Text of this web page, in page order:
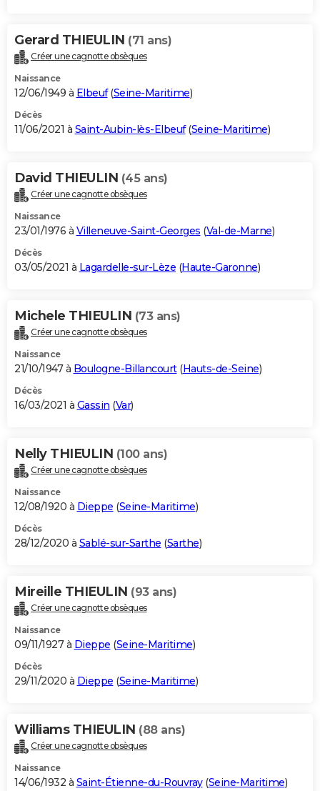
Gerard THIEULIN (71 ans)
Créer une cagnotte obsèques
Naissance
12/06/1949 à Elbeuf(Seine-Maritime)
Décès
11/06/2021 à Saint-Aubin-lès-Elbeuf(Seine-Maritime)
David THIEULIN (45 ans)
Créer une cagnotte obsèques
Naissance
23/01/1976 à Villeneuve-Saint-Georges (Val-de-Marne)
Décès
03/05/2021 à Lagardelle-sur-Lèze (Haute-Garonne)
Michele THIEULIN (73 ans)
Créer une cagnotte obsèques
Naissance
21/10/1947 à Boulogne-Billancourt(Hauts-de-Seine)
Décès
16/03/2021 à Gassin (Var)
Nelly THIEULIN (100 ans)
Créer une cagnotte obsèques
Naissance
12/08/1920 à Dieppe (Seine-Maritime)
Décès
28/12/2020 à Sablé-sur-Sarthe (Sarthe)
Mireille THIEULIN (93 ans)
Créer une cagnotte obsèques
Naissance
09/11/1927 à Dieppe (Seine-Maritime)
Décès
29/11/2020 à Dieppe (Seine-Maritime)
Williams THIEULIN (88 ans)
Créer une cagnotte obsèques
Naissance
14/06/1932 à Saint-Étienne-du-Rouvray(Seine-Maritime)